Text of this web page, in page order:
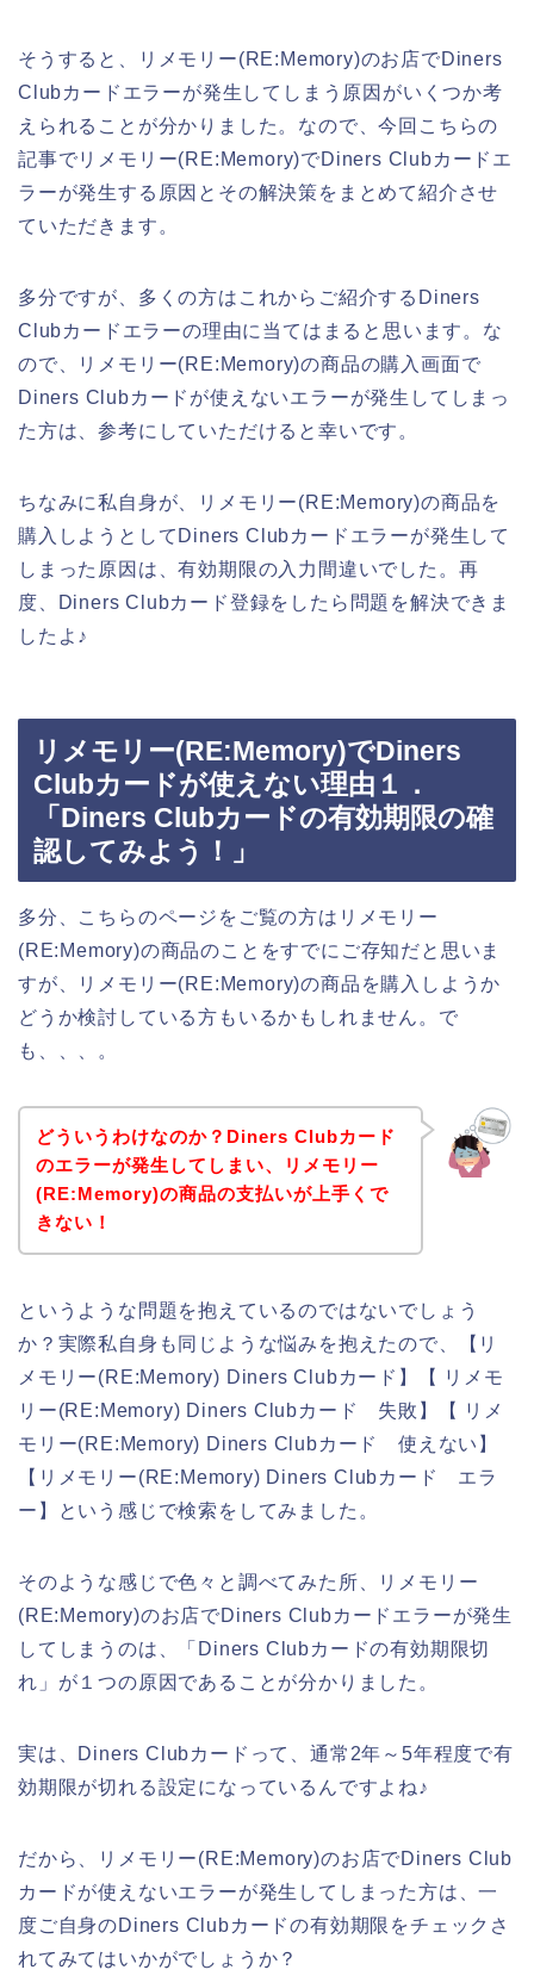
そうすると、リメモリー(RE:Memory)のお店でDiners
Clubカードエラーが発生してしまう原因がいくつか考
えられることが分かりました。なので、今回こちらの
記事でリメモリー(RE:Memory)でDiners Clubカードエ
ラーが発生する原因とその解決策をまとめて紹介させ
ていただきます。
多分ですが、多くの方はこれからご紹介するDiners
Clubカードエラーの理由に当てはまると思います。な
ので、リメモリー(RE:Memory)の商品の購入画面で
Diners Clubカードが使えないエラーが発生してしまっ
た方は、参考にしていただけると幸いです。
ちなみに私自身が、リメモリー(RE:Memory)の商品を
購入しようとしてDiners Clubカードエラーが発生して
しまった原因は、有効期限の入力間違いでした。再
度、Diners Clubカード登録をしたら問題を解決できま
したよ♪
リメモリー(RE:Memory)でDiners
Clubカードが使えない理由１．
「Diners Clubカードの有効期限の確
認してみよう！」
多分、こちらのページをご覧の方はリメモリー
(RE:Memory)の商品のことをすでにご存知だと思いま
すが、リメモリー(RE:Memory)の商品を購入しようか
どうか検討している方もいるかもしれません。で
も、、、。
どういうわけなのか？Diners Clubカード
のエラーが発生してしまい、リメモリー
(RE:Memory)の商品の支払いが上手くで
きない！
というような問題を抱えているのではないでしょう
か？実際私自身も同じような悩みを抱えたので、【リ
メモリー(RE:Memory) Diners Clubカード】【 リメモ
リー(RE:Memory) Diners Clubカード 失敗】【 リメ
モリー(RE:Memory) Diners Clubカード 使えない】
【リメモリー(RE:Memory) Diners Clubカード エラ
ー】という感じで検索をしてみました。
そのような感じで色々と調べてみた所、リメモリー
(RE:Memory)のお店でDiners Clubカードエラーが発生
してしまうのは、「Diners Clubカードの有効期限切
れ」が１つの原因であることが分かりました。
実は、Diners Clubカードって、通常2年～5年程度で有
効期限が切れる設定になっているんですよね♪
だから、リメモリー(RE:Memory)のお店でDiners Club
カードが使えないエラーが発生してしまった方は、一
度ご自身のDiners Clubカードの有効期限をチェックさ
れてみてはいかがでしょうか？